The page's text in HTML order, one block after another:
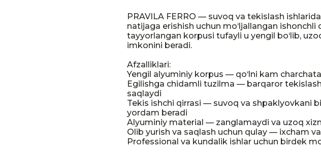
PRAVILA FERRO — suvoq va tekislash
natijaga erishish uchun mo‘ljallangan
tayyorlangan korpusi tufayli u yengil bo‘lib,
imkonini beradi.
Afzalliklari:
Yengil alyuminiy korpus — qo‘lni kam
Egilishga chidamli tuzilma — barqaror
saqlaydi
Tekis ishchi qirrasi — suvoq va shpaklyovkani
yordam beradi
Alyuminiy material — zanglamaydi va uzoq
Olib yurish va saqlash uchun qulay — ixcham
Professional va kundalik ishlar uchun birdek